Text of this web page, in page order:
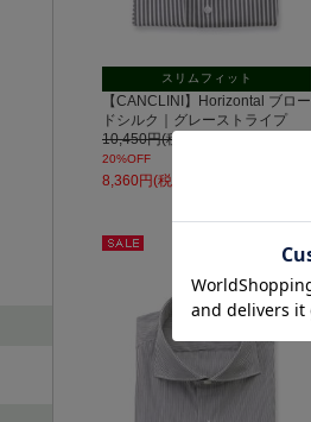
スリムフィット
【CANCLINI】Horizontal ブロー
ドシルク｜グレーストライプ
10,450円(税込)
20%OFF
8,360円(税込)